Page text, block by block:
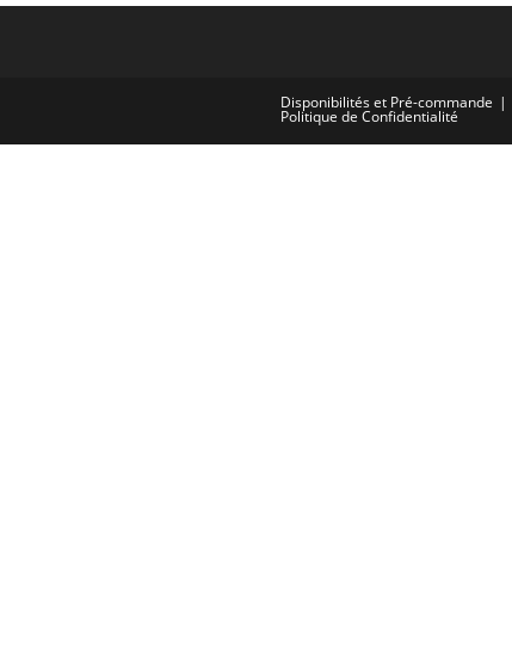
Disponibilités et Pré-commande
Politique de Confidentialité